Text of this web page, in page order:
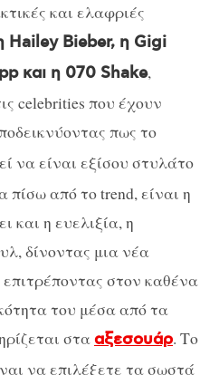
και ελαφριές
Hailey Bieber, η Gigi
και η 070 Shake,
celebrities που έχουν
πως το
να είναι εξίσου στυλάτο
πίσω από το trend, είναι η
και η ευελιξία, η
δίνοντας μια νέα
στον καθένα
του μέσα από τα
στααξεσουάρ. Το
να επιλέξετε τα σωστά